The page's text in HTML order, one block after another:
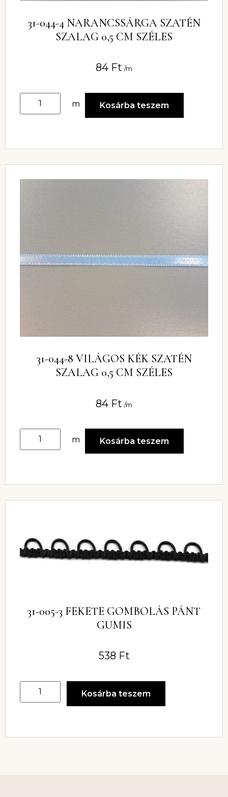
31-044-4 NARANCSSÁRGA SZATÉN
SZALAG 0,5 CM SZÉLES
84 Ft /m
m Kosárba teszem
31-044-8 VILÁGOS KÉK SZATÉN
SZALAG 0,5 CM SZÉLES
84 Ft /m
m Kosárba teszem
31-005-3 FEKETE GOMBOLÁS PÁNT
GUMIS
538 Ft
Kosárba teszem